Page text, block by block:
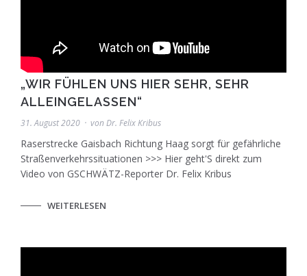
„WIR FÜHLEN UNS HIER SEHR, SEHR
ALLEINGELASSEN“
31. August 2020 von Dr. Felix Kribus
Raserstrecke Gaisbach Richtung Haag sorgt für gefährliche
Straßenverkehrssituationen >>> Hier geht'S direkt zum
Video von GSCHWÄTZ-Reporter Dr. Felix Kribus
WEITERLESEN